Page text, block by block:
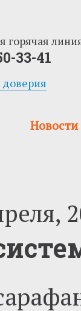
горячая
33-41
Новости